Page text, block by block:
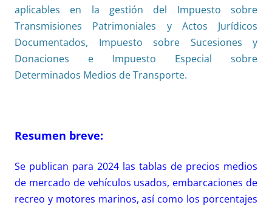
aplicables en la gestión del Impuesto sobre
Transmisiones Patrimoniales y Actos Jurídicos
Documentados, Impuesto sobre Sucesiones y
Donaciones e Impuesto Especial sobre
Determinados Medios de Transporte.
Resumen breve:
Se publican para 2024 las tablas de precios medios
de mercado de vehículos usados, embarcaciones de
recreo y motores marinos, así como los porcentajes